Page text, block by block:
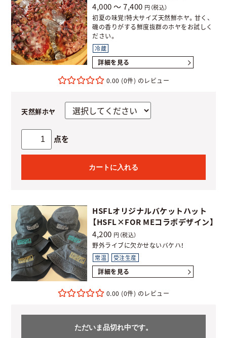
4,000 ～ 7,400 円（税込）
初夏の味覚!特大サイズ天然鮮ホヤ。甘く、
磯の香りがする鮮度抜群のホヤをお試しく
ださい。
冷蔵
詳細を見る
0.00 (0件)
天然鮮ホヤ
点を
カートに入れる
HSFLオリジナルバケットハット
【HSFL×FOR MEコラボデザイン】
4,200 円（税込）
野外ライブに欠かせないバケハ！
常温 受注生産
詳細を見る
0.00 (0件)
ただいま品切れ中です。